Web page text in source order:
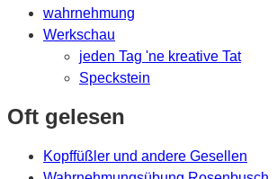
wahrnehmung
Werkschau
jeden Tag 'ne kreative Tat
Speckstein
Oft gelesen
Kopffüßler und andere Gesellen